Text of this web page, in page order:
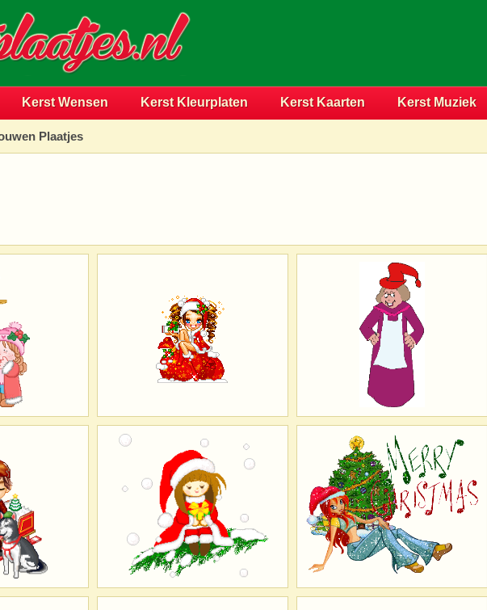
Kerst Wensen Kerst Kleurplaten Kerst Kaarten Kerst Muziek
Plaatjes